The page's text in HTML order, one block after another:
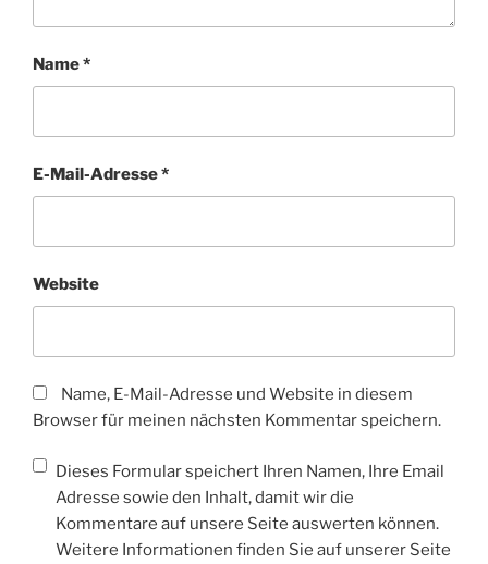
Name*
E-Mail-Adresse*
Website
Name, E-Mail-Adresse und Website in diesem
Browser für meinen nächsten Kommentar speichern.
Dieses Formular speichert Ihren Namen, Ihre Email
Adresse sowie den Inhalt, damit wir die
Kommentare auf unsere Seite auswerten können.
Weitere Informationen finden Sie auf unserer Seite